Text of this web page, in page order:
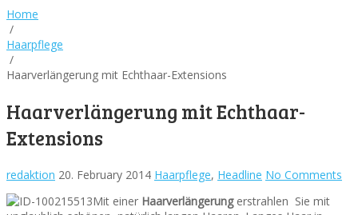
Home
/
Haarpflege
/
Haarverlängerung mit Echthaar-Extensions
Haarverlängerung mit Echthaar-
Extensions
redaktion 20. February 2014 Haarpflege, Headline No Comments
Mit einer Haarverlängerungerstrahlen Sie mit